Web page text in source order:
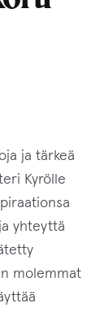
ja tärkeä
Kyrölle
yhteyttä
molemmat